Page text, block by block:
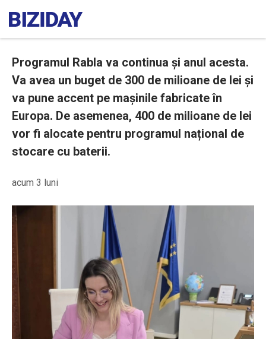
Programul Rabla va continua și anul acesta.
Va avea un buget de 300 de milioane de lei și
va pune accent pe mașinile fabricate în
Europa. De asemenea, 400 de milioane de lei
vor fi alocate pentru programul național de
stocare cu baterii.
acum 3 luni